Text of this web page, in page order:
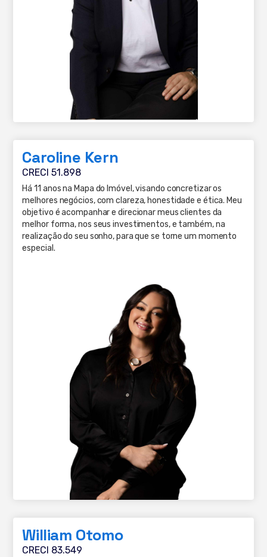
Caroline Kern
CRECI 51.898
Há 11 anos na Mapa do Imóvel, visando concretizar os
melhores negócios, com clareza, honestidade e ética. Meu
objetivo é acompanhar e direcionar meus clientes da
melhor forma, nos seus investimentos, e também, na
realização do seu sonho, para que se torne um momento
especial.
William Otomo
CRECI 83.549